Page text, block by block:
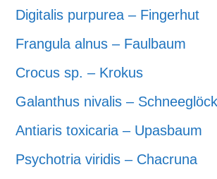
Digitalis purpurea – Fingerhut
Frangula alnus – Faulbaum
Crocus sp. – Krokus
Galanthus nivalis –
Antiaris toxicaria – Upasbaum
Psychotria viridis – Chacruna